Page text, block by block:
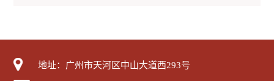
地址：广州市天河区中山大道西293号